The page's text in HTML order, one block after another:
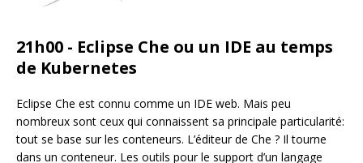
21h00 - Eclipse Che ou un IDE au temps
de Kubernetes
Eclipse Che est connu comme un IDE web. Mais peu
nombreux sont ceux qui connaissent sa principale particularité:
tout se base sur les conteneurs. L’éditeur de Che ? Il tourne
dans un conteneur. Les outils pour le support d’un langage